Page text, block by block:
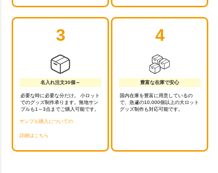
お買い物を続ける カートへ進む
3
名入れ注文30個～
必要な時に必要な分だけ。 小ロット
でのグッズ制作承ります。無地サン
プルも1～3点までご購入可能です。
サンプル購入についての
詳細はこちら
4
豊富な在庫で安心
国内在庫を豊富に用意しているの
で、急遽の10,000個以上の大ロット
グッズ制作も対応可能です。